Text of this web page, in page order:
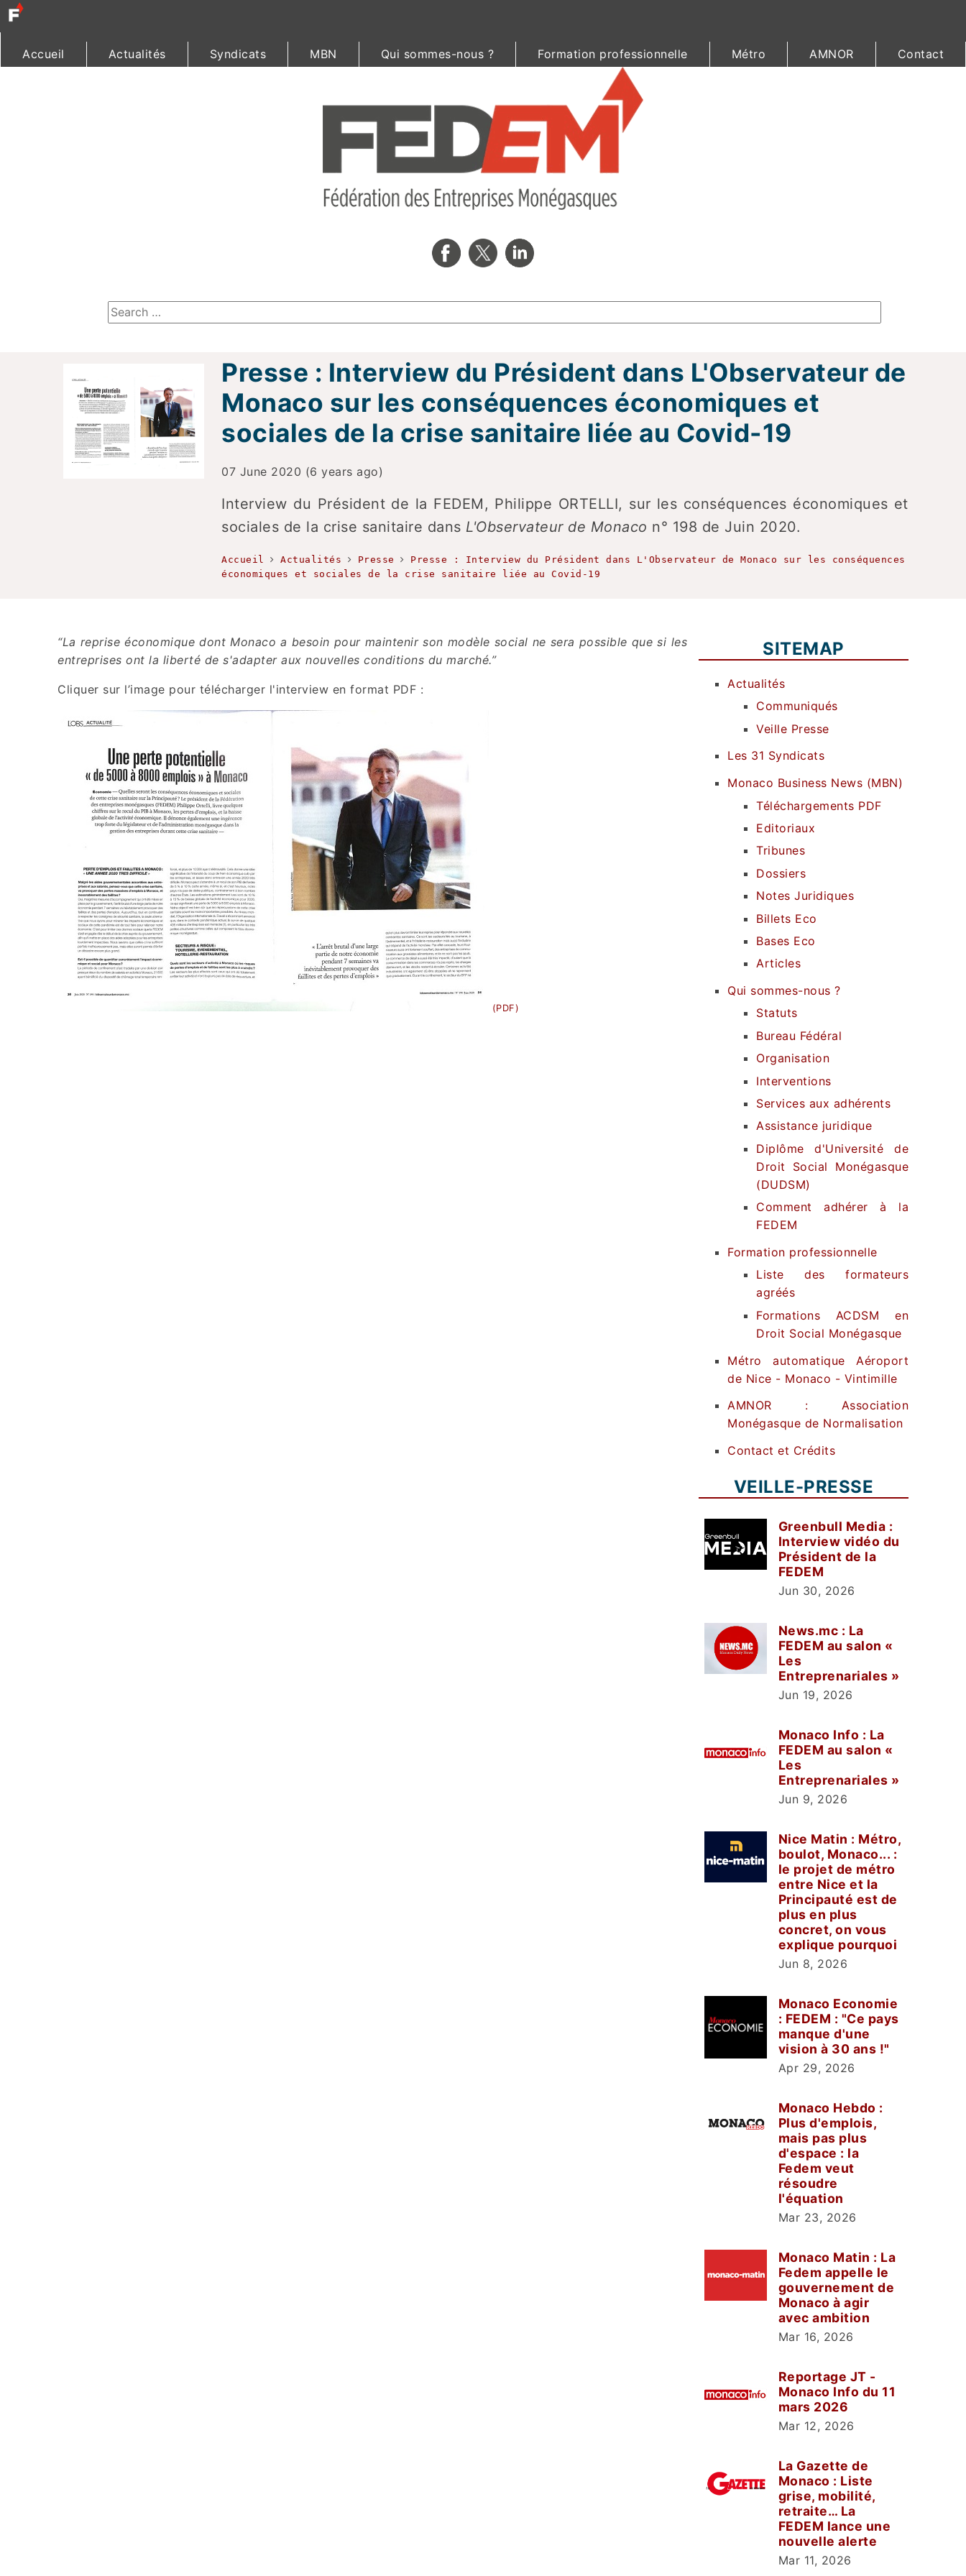
Accueil Actualités Syndicats MBN Qui sommes-nous ? Formation professionnelle Métro AMNOR Contact
Presse : Interview du Président dans L'Observateur de
Monaco sur les conséquences économiques et
sociales de la crise sanitaire liée au Covid-19
07 June 2020 (6 years ago)
Interview du Président de la FEDEM, Philippe ORTELLI, sur les conséquences économiques et
sociales de la crise sanitaire dans L'Observateur de Monaco n° 198 de Juin 2020.
Accueil Actualités Presse
Presse : Interview du Président dans L'Observateur de Monaco sur les conséquences
économiques et sociales de la crise sanitaire liée au Covid-19
“La reprise économique dont Monaco a besoin pour maintenir son modèle social ne sera possible que si les
entreprises ont la liberté de s'adapter aux nouvelles conditions du marché.”
Cliquer sur l’image pour télécharger l'interview en format PDF :
SITEMAP
Actualités
Communiqués
Veille Presse
Les 31 Syndicats
Monaco Business News (MBN)
Téléchargements PDF
Editoriaux
Tribunes
Dossiers
Notes Juridiques
Billets Eco
Bases Eco
Articles
Qui sommes-nous ?
Statuts
Bureau Fédéral
Organisation
Interventions
Services aux adhérents
Assistance juridique
Diplôme d'Université de
Droit Social Monégasque
(DUDSM)
Comment adhérer à la
FEDEM
Formation professionnelle
Liste des formateurs
agréés
Formations ACDSM en
Droit Social Monégasque
Métro automatique Aéroport
de Nice - Monaco - Vintimille
AMNOR : Association
Monégasque de Normalisation
Contact et Crédits
VEILLE-PRESSE
Greenbull Media :
Interview vidéo du
Président de la
FEDEM
Jun 30, 2026
News.mc : La
FEDEM au salon «
Les
Entreprenariales »
Jun 19, 2026
Monaco Info : La
FEDEM au salon «
Les
Entreprenariales »
Jun 9, 2026
Nice Matin : Métro,
boulot, Monaco... :
le projet de métro
entre Nice et la
Principauté est de
plus en plus
concret, on vous
explique pourquoi
Jun 8, 2026
Monaco Economie
: FEDEM : "Ce pays
manque d'une
vision à 30 ans !"
Apr 29, 2026
Monaco Hebdo :
Plus d'emplois,
mais pas plus
d'espace : la
Fedem veut
résoudre
l'équation
Mar 23, 2026
Monaco Matin : La
Fedem appelle le
gouvernement de
Monaco à agir
avec ambition
Mar 16, 2026
Reportage JT -
Monaco Info du 11
mars 2026
Mar 12, 2026
La Gazette de
Monaco : Liste
grise, mobilité,
retraite… La
FEDEM lance une
nouvelle alerte
Mar 11, 2026